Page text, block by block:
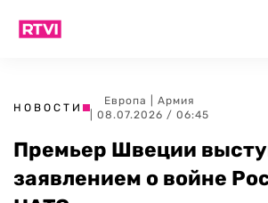
НОВОСТИ
Европа
Армия
| 08.07.2026 / 06:45
Премьер Швеции
заявлением о войне